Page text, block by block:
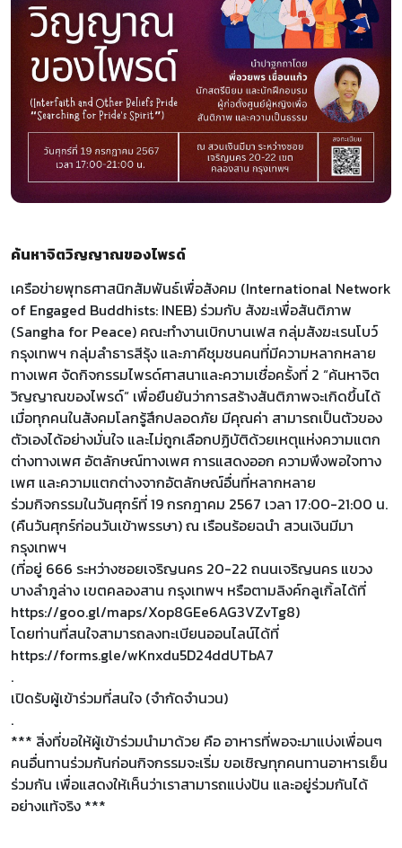
ค้นหาจิตวิญญาณของไพรด์
เครือข่ายพุทธศาสนิกสัมพันธ์เพื่อสังคม (International Network
of Engaged Buddhists: INEB) ร่วมกับ สังฆะเพื่อสันติภาพ
(Sangha for Peace) คณะทำงานเบิกบานเฟส กลุ่มสังฆะเรนโบว์
กรุงเทพฯ กลุ่มลำธารสีรุ้ง และภาคีชุมชนคนที่มีความหลากหลาย
ทางเพศ จัดกิจกรรมไพรด์ศาสนาและความเชื่อครั้งที่ 2 “ค้นหาจิต
วิญญาณของไพรด์“ เพื่อยืนยันว่าการสร้างสันติภาพจะเกิดขึ้นได้
เมื่อทุกคนในสังคมโลกรู้สึกปลอดภัย มีคุณค่า สามารถเป็นตัวของ
ตัวเองได้อย่างมั่นใจ และไม่ถูกเลือกปฏิบัติด้วยเหตุแห่งความแตก
ต่างทางเพศ อัตลักษณ์ทางเพศ การแสดงออก ความพึงพอใจทาง
เพศ และความแตกต่างจากอัตลักษณ์อื่นที่หลากหลาย
ร่วมกิจกรรมในวันศุกร์ที่ 19 กรกฎาคม 2567 เวลา 17:00-21:00 น.
(คืนวันศุกร์ก่อนวันเข้าพรรษา) ณ เรือนร้อยฉนำ สวนเงินมีมา
กรุงเทพฯ
(ที่อยู่ 666 ระหว่างซอยเจริญนคร 20-22 ถนนเจริญนคร แขวง
บางลำภูล่าง เขตคลองสาน กรุงเทพฯ หรือตามลิงค์กลูเกิ้ลได้ที่
https://goo.gl/maps/Xop8GEe6AG3VZvTg8)
โดยท่านที่สนใจสามารถลงทะเบียนออนไลน์ได้ที่
https://forms.gle/wKnxdu5D24ddUTbA7
.
เปิดรับผู้เข้าร่วมที่สนใจ (จำกัดจำนวน)
.
*** สิ่งที่ขอให้ผู้เข้าร่วมนำมาด้วย คือ อาหารที่พอจะมาแบ่งเพื่อนๆ
คนอื่นทานร่วมกันก่อนกิจกรรมจะเริ่ม ขอเชิญทุกคนทานอาหารเย็น
ร่วมกัน เพื่อแสดงให้เห็นว่าเราสามารถแบ่งปัน และอยู่ร่วมกันได้
อย่างแท้จริง ***